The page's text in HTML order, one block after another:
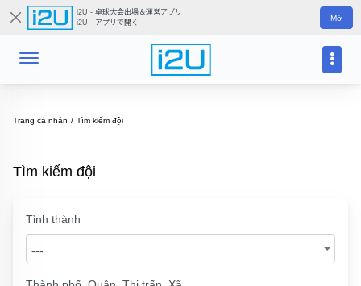
i2U - 卓球大会出場＆運営アプリ
i2U アプリで開く
Mở
Trang cá nhân Tìm kiếm đội
Tìm kiếm đội
Tỉnh thành
---